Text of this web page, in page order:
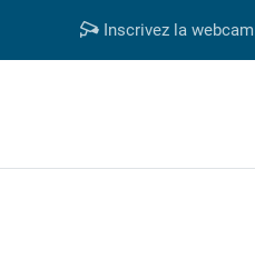
Inscrivez la webcam